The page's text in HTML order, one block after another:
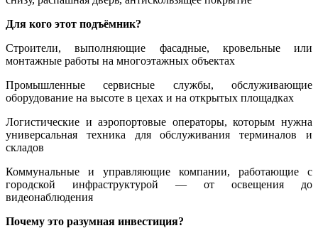
Для кого этот подъёмник?
Строители, выполняющие фасадные, кровельные или
монтажные работы на многоэтажных объектах
Промышленные сервисные службы, обслуживающие
оборудование на высоте в цехах и на открытых площадках
Логистические и аэропортовые операторы, которым нужна
универсальная техника для обслуживания терминалов и
складов
Коммунальные и управляющие компании, работающие с
городской инфраструктурой — от освещения до
видеонаблюдения
Почему это разумная инвестиция?